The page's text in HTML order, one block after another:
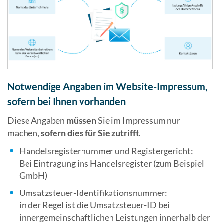
Notwendige Angaben im Website-Impressum,
sofern bei Ihnen vorhanden
Diese Angaben müssenSie im Impressum nur
machen,sofern dies für Sie zutrifft.
Handelsregisternummer und Registergericht:
Bei Eintragung ins Handelsregister (zum Beispiel
GmbH)
Umsatzsteuer-Identifikationsnummer:
in der Regel ist die Umsatzsteuer-ID bei
innergemeinschaftlichen Leistungen innerhalb der